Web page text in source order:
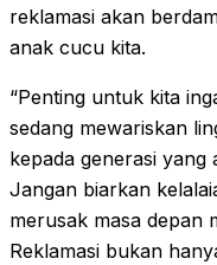
reklamasi akan
anak cucu kita.
“Penting untuk kita
sedang mewariskan
kepada generasi yang
Jangan biarkan
merusak masa depan
Reklamasi bukan